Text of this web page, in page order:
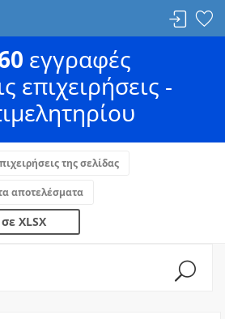
εγγραφές
επιχειρήσεις -
της σελίδας
αποτελέσματα
XLSX